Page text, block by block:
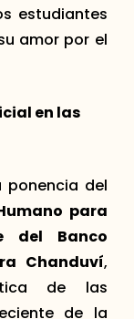
estudiantes
amor por el
en las
ponencia del
para
del Banco
Chanduví,
de las
de la